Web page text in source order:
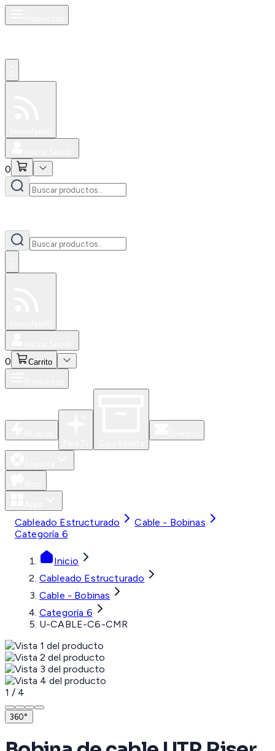
0
0 Carrito
Cableado Estructurado
Cable - Bobinas
Categoría 6
Inicio
Cableado Estructurado
Cable - Bobinas
Categoría 6
U-CABLE-C6-CMR
1 / 4
360°